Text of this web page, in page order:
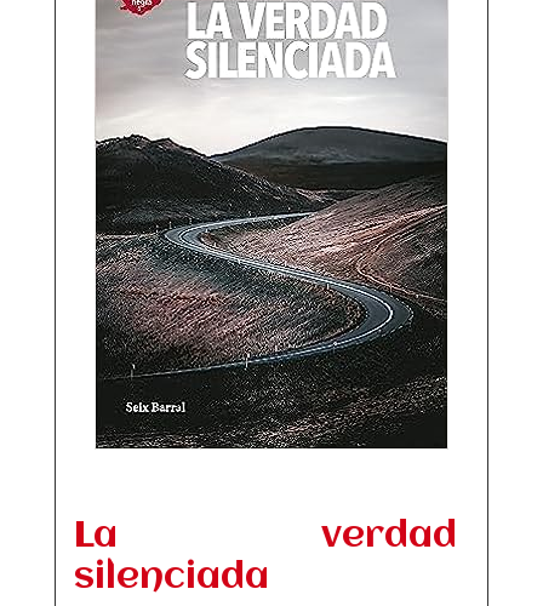
La verdad
silenciada